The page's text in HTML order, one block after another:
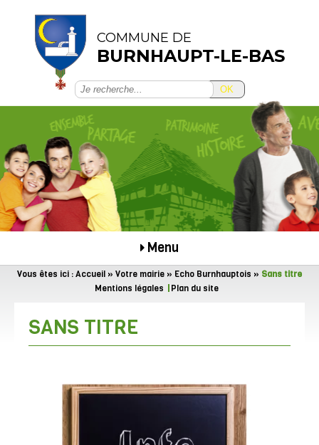
COMMUNE DE
BURNHAUPT-LE-BAS
OK
Menu
Vous êtes ici :Accueil » Votre mairie » Echo Burnhauptois » Sans titre
Mentions légales
Plan du site
SANS TITRE